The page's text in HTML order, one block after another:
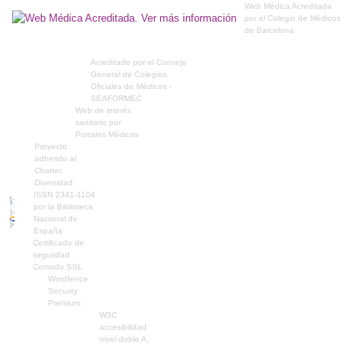
Web Médica Acreditada
por el Colegio de Médicos
de Barcelona
Acreditado por el Consejo
General de Colegios
Oficiales de Médicos -
SEAFORMEC
Web de interés
sanitario por
Portales Médicos
Proyecto
adherido al
Charter
Diversidad
ISSN 2341-1104
por la Biblioteca
Nacional de
España
Certificado de
seguridad
Comodo SSL
Wordfence
Security
Premium
W3C
accesibilidad
nivel doble A,